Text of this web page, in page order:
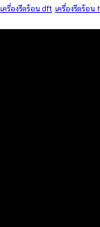
เครื่องรีดร้อน dft เครื่องรีดร้อน